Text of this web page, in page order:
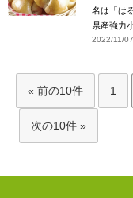
名は「は
県産強力
2022/11/07
« 前の10件 1
次の10件 »